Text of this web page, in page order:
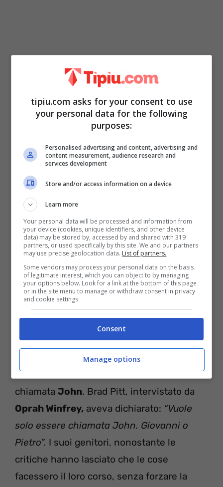
Qualche anno fa, Angelina e Brad che in
totale anno 6 figli, tre adottati e tre
biologici, hanno fatto sapere al mondo,
la loro piccolina Shilon era un ragazzo
piccola infatti, all’epoca molto somigliante
al papà,si presentava agli eventi pubblici
con abiti maschili.La stessa Angelina
aveva parlato dell’abbigliamento androgino
di Shiloh, dicendo che sua figlia
considerava come “uno dei fratelli”.Nel
2011 a Vanity Fair l’attrice aveva confidato:
“Vuole essere un maschio. Quindi abbiamo
dovuto tagliarle i capelli. Le piace
indossare tutto da ragazzi.”
Oggi uguale alla mamma
Nel 2008 era stato rivelato che Shiloh,
all’età di due anni, aveva chiesto di essere
chiamata John. Brad Pitt, intervistato da
Oprah Winfrey, aveva dichiarato: “Vuole
solo essere chiamata John. Giovanni o
Pietro”. I suoi genitori, nonostante le
critiche hanno lasciato che le cose
facessero il loro corso, senza forzare la
tipiu.com asks for your consent to use
your personal data for the following
purposes:
Personalised advertising and content, advertising and
content measurement, audience research and
services development
Store and/or access information on a device
Learn more
Your personal data will be processed and information from
your device (cookies, unique identifiers, and other device
data) may be stored by, accessed by and shared with 319
partners, or used specifically by this site. We and our partners
may use precise geolocation data. List of partners.
Some vendors may process your personal data on the basis
of legitimate interest, which you can object to by managing
your options below. Look for a link at the bottom of this page
or in the site menu to manage or withdraw consent in privacy
and cookie settings.
Consent
Manage options